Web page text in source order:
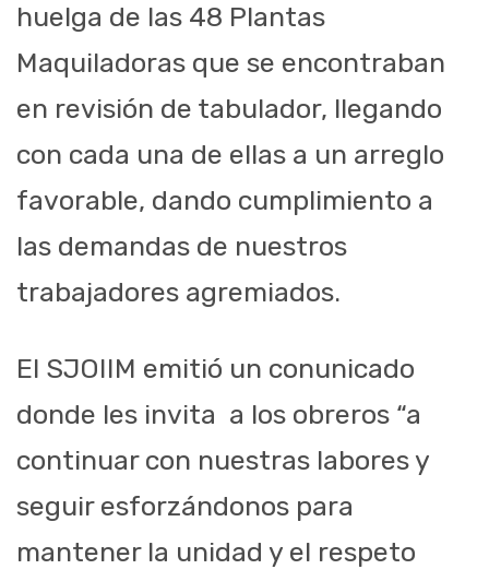
huelga de las 48 Plantas
Maquiladoras que se encontraban
en revisión de tabulador, llegando
con cada una de ellas a un arreglo
favorable, dando cumplimiento a
las demandas de nuestros
trabajadores agremiados.
El SJOIIM emitió un conunicado
donde les invita a los obreros “a
continuar con nuestras labores y
seguir esforzándonos para
mantener la unidad y el respeto